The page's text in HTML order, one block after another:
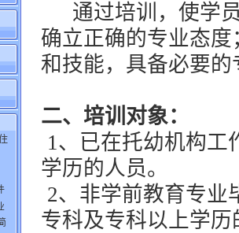
通过培训，使学
确立正确的专业态
和技能，具备必要的
二、培训对象：
1、已在托幼机构工
学历的人员。
2、非学前教育专业
专科及专科以上学